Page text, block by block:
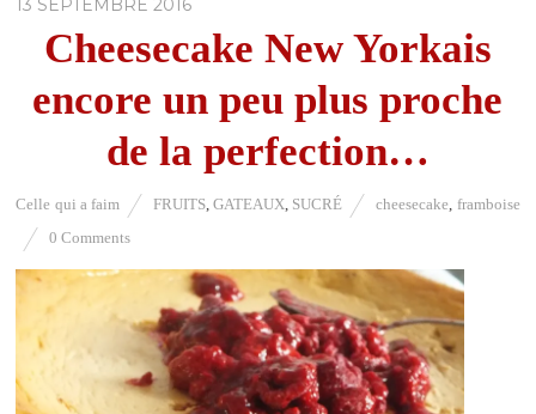
13 SEPTEMBRE 2016
Cheesecake New Yorkais
encore un peu plus proche
de la perfection…
Celle qui a faim FRUITS ,GATEAUX SUCRÉ cheesecake framboise
0 Comments